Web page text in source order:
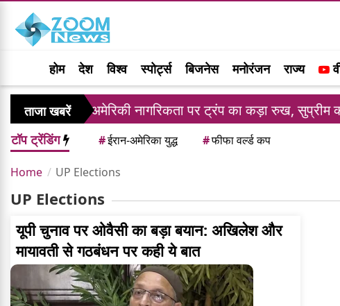
होम देश विश्व स्पोर्ट्स बिजनेस मनोरंजन राज्य
ताजा खबरें अमेरिकी नागरिकता पर ट्रंप का कड़ा रुख, सुप्रीम
टॉप ट्रेंडिंग #ईरान-अमेरिका युद्ध #फीफा वर्ल्ड कप
Home UP Elections
UP Elections
यूपी चुनाव पर ओवैसी का बड़ा बयान: अखिलेश और
मायावती से गठबंधन पर कही ये बात